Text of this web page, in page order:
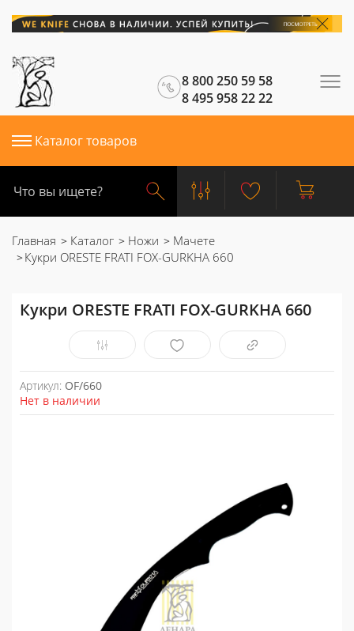
8 800 250 59 58
8 495 958 22 22
Каталог товаров
Главная Каталог Ножи
Мачете
Кукри ORESTE FRATI FOX-GURKHA 660
Кукри ORESTE FRATI FOX-GURKHA 660
Артикул: OF/660
Нет в наличии